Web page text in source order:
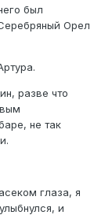
был
Орел
разве что
не так
глаза, я
и